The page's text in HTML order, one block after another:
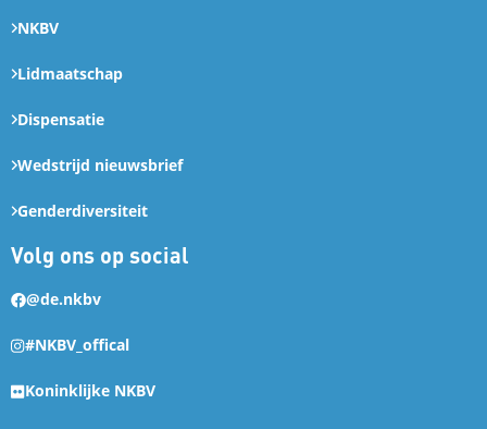
NKBV
Lidmaatschap
Dispensatie
Wedstrijd nieuwsbrief
Genderdiversiteit
Volg ons op social
@de.nkbv
#NKBV_offical
Koninklijke NKBV